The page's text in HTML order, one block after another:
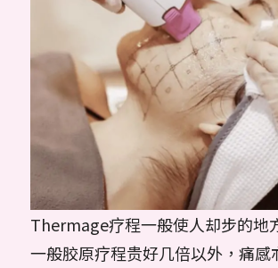
Thermage疗程一般使人却步的地
一般胶原疗程贵好几倍以外，痛感